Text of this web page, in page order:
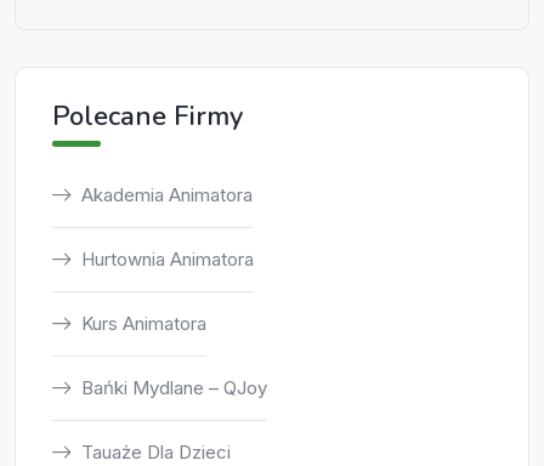
Polecane Firmy
Akademia Animatora
Hurtownia Animatora
Kurs Animatora
Bańki Mydlane – QJoy
Tauaże Dla Dzieci